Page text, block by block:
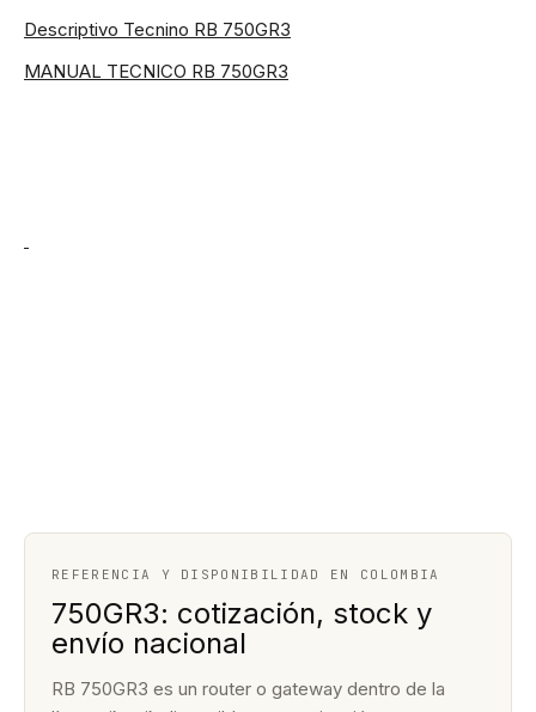
Descriptivo Tecnino RB 750GR3
MANUAL TECNICO RB 750GR3
REFERENCIA Y DISPONIBILIDAD EN COLOMBIA
750GR3: cotización, stock y
envío nacional
RB 750GR3 es un router o gateway dentro de la